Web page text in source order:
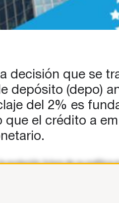
decisión que se
depósito (depo)
del 2% es
el crédito a
evolución futura de su política